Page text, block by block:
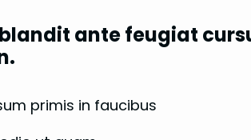
ante feugiat
primis in faucibus